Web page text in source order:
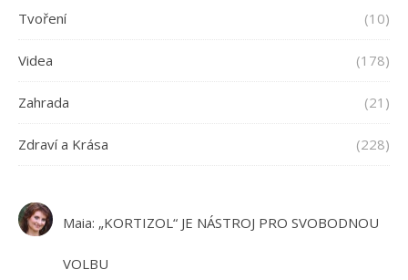
Tvoření (10)
Videa (178)
Zahrada (21)
Zdraví a Krása (228)
Maia: „KORTIZOL“ JE NÁSTROJ PRO SVOBODNOU
VOLBU